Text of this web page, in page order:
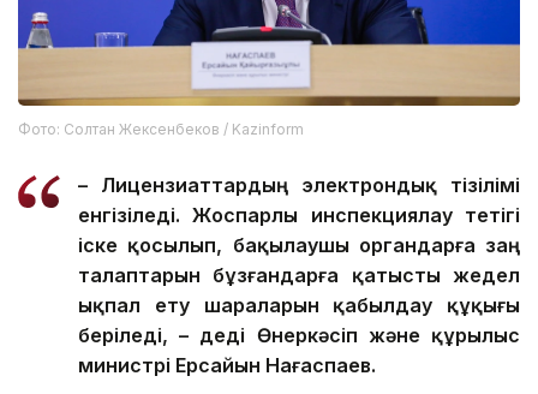
Фото: Солтан Жексенбеков / Kazinform
– Лицензиаттардың электрондық тізілімі
енгізіледі. Жоспарлы инспекциялау тетігі
іске қосылып, бақылаушы органдарға заң
талаптарын бұзғандарға қатысты жедел
ықпал ету шараларын қабылдау құқығы
беріледі, – деді Өнеркәсіп және құрылыс
министрі Ерсайын Нағаспаев.